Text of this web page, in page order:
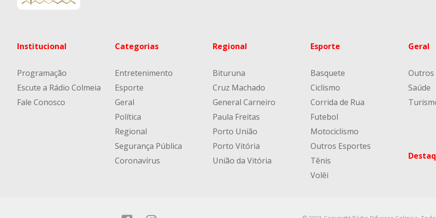
Institucional
Programação
Escute a Rádio Colmeia
Fale Conosco
Categorias
Entretenimento
Esporte
Geral
Política
Regional
Segurança Pública
Coronavírus
Regional
Bituruna
Cruz Machado
General Carneiro
Paula Freitas
Porto União
Porto Vitória
União da Vitória
Esporte
Basquete
Ciclismo
Corrida de Rua
Futebol
Motociclismo
Outros Esportes
Tênis
Volêi
Geral
Outros
Saúde